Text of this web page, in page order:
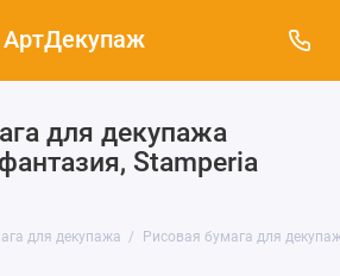
АртДекупаж
для декупажа
Stamperia
для декупажа Рисовая бумага для